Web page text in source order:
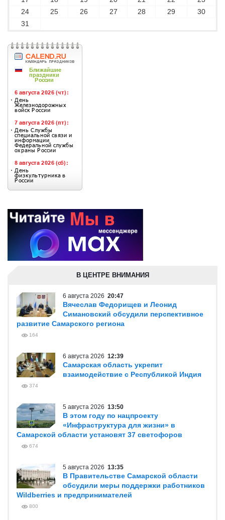
24
25 26 27 28 29
30
31
В ЦЕНТРЕ ВНИМАНИЯ
6 августа 2026 20:47
Вячеслав Федорищев и Леонид
Симановский обсудили перспективное
развитие Самарского региона
164
6 августа 2026 12:39
Самарская область укрепит
взаимодействие с Республикой Индия
374
5 августа 2026 13:50
В этом году по нацпроекту
«Инфраструктура для жизни» в
Самарской области установят 37 светофоров
674
5 августа 2026 13:35
В Правительстве Самарской области
обсудили меры поддержки работников
Wildberries и предпринимателей
800